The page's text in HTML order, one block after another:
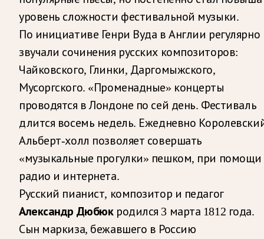
уровень сложности фестивальной музыки.
По инициативе Генри Вуда в Англии регулярно
звучали сочинения русских композиторов:
Чайковского, Глинки, Даргомыжского,
Мусоргского. «Променадные» концерты
проводятся в Лондоне по сей день. Фестиваль
длится восемь недель. Ежедневно
Альберт-холл позволяет совершать
«музыкальные прогулки» пешком, при помощи
радио и интернета.
Русский пианист, композитор и педагог
Александр Дюбюкродился 3 марта 1812 года.
Сын маркиза, бежавшего в Россию